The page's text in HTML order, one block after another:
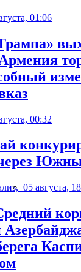
01:06
00:32
05 августа,